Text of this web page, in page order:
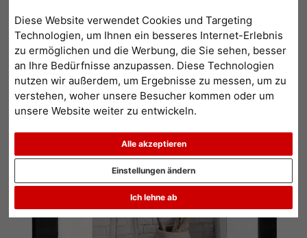
Diese Website verwendet Cookies und Targeting
Technologien, um Ihnen ein besseres Internet-Erlebnis
zu ermöglichen und die Werbung, die Sie sehen, besser
an Ihre Bedürfnisse anzupassen. Diese Technologien
nutzen wir außerdem, um Ergebnisse zu messen, um zu
verstehen, woher unsere Besucher kommen oder um
unsere Website weiter zu entwickeln.
Alle akzeptieren
Ich lehne ab
Einstellungen ändern
Zurück